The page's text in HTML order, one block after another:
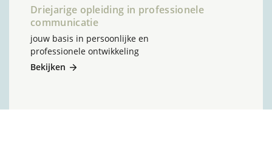
Driejarige opleiding in professionele
communicatie
jouw basis in persoonlijke en
professionele ontwikkeling
Bekijken